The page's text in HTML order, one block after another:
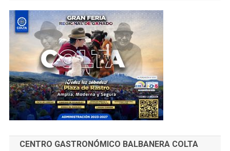
CENTRO GASTRONÓMICO BALBANERA COLTA